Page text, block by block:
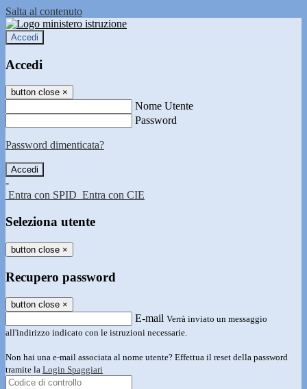
Salta al contenuto
Accedi
Accedi
button close ×
Nome Utente
Password
Password dimenticata?
-
Entra con SPID Entra con CIE
Seleziona utente
button close ×
Recupero password
button close ×
E-mail Verrà inviato un messaggio
all'indirizzo indicato con le istruzioni necessarie.
Non hai una e-mail associata al nome utente? Effettua il reset della password
tramite la Login Spaggiari